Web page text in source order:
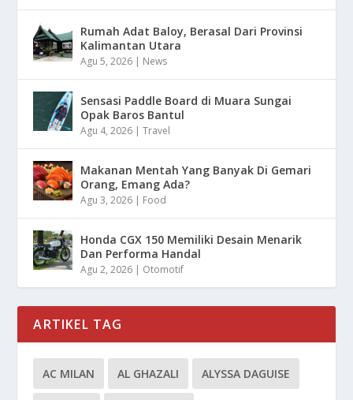
Rumah Adat Baloy, Berasal Dari Provinsi
Kalimantan Utara
Agu 5, 2026 | News
Sensasi Paddle Board di Muara Sungai
Opak Baros Bantul
Agu 4, 2026 |Travel
Makanan Mentah Yang Banyak Di Gemari
Orang, Emang Ada?
Agu 3, 2026 | Food
Honda CGX 150 Memiliki Desain Menarik
Dan Performa Handal
Agu 2, 2026 | Otomotif
ARTIKEL TAG
AC MILAN AL GHAZALI ALYSSA DAGUISE